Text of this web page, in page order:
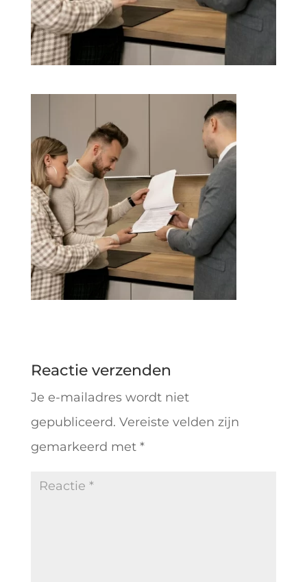
Reactie verzenden
Je e-mailadres wordt niet
gepubliceerd. Vereiste velden zijn
gemarkeerd met *